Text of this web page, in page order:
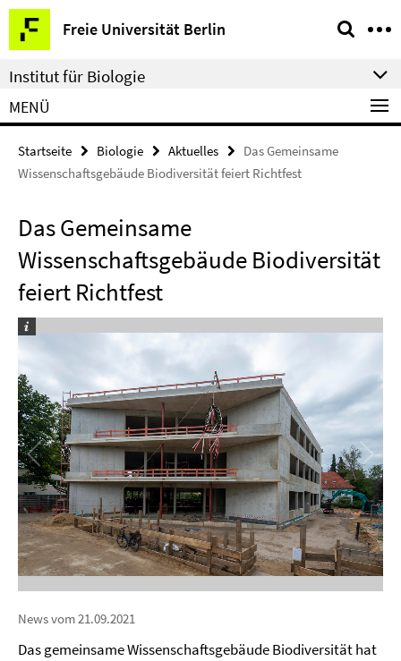
Springe
direkt
zu
Inhalt
Freie Universität Berlin
Service-
Navigation
Institut für Biologie
MENÜ
Startseite Biologie Aktuelles
Das Gemeinsame
Wissenschaftsgebäude Biodiversität feiert Richtfest
Das Gemeinsame
Wissenschaftsgebäude Biodiversität
feiert Richtfest
News vom 21.09.2021
Das gemeinsame Wissenschaftsgebäude Biodiversität hat